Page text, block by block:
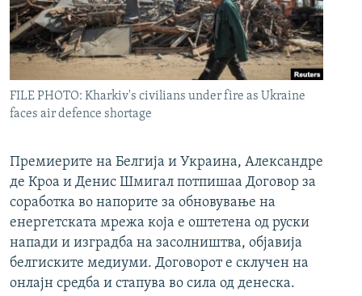
РСЕ веб страници
FILE PHOTO: Kharkiv's civilians under fire as Ukraine
faces air defence shortage
Премиерите на Белгија и Украина, Александре
де Кроа и Денис Шмигал потпишаа Договор за
соработка во напорите за обновување на
енергетската мрежа која е оштетена од руски
напади и изградба на засолништва, објавија
белгиските медиуми. Договорот е склучен на
онлајн средба и стапува во сила од денеска.